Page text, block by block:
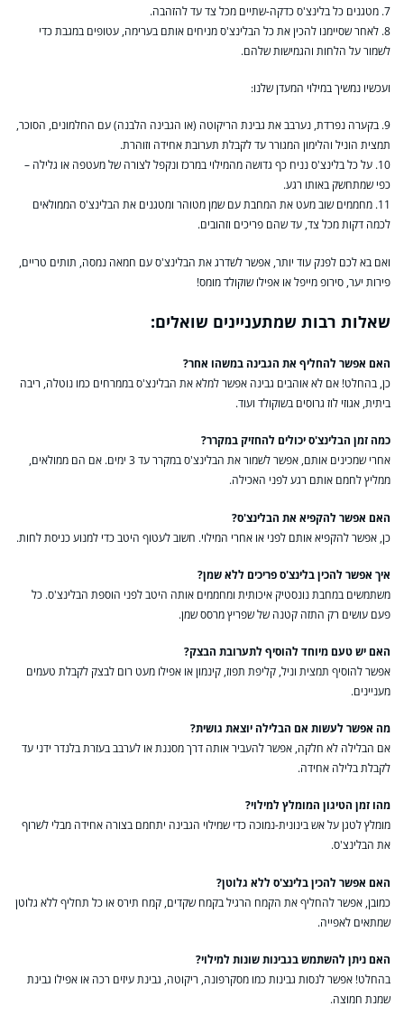
7. מטגנים כל בלינצ'ס כדקה-שתיים מכל צד עד להזהבה.
8. לאחר שסיימנו להכין את כל הבלינצ'ס מניחים אותם בערימה, עטופים במגבת כדי
לשמור על הלחות והגמישות שלהם.
ועכשיו נמשיך במילוי המעדן שלנו:
9. בקערה נפרדת, נערבב את גבינת הריקוטה (או הגבינה הלבנה) עם החלמונים, הסוכר,
תמצית הוניל והלימון המגורר עד לקבלת תערובת אחידה וזוהרת.
10. על כל בלינצ'ס נניח כף גדושה מהמילוי במרכז ונקפל לצורה של מעטפה או גלילה –
כפי שמתחשק באותו רגע.
11. מחממים שוב מעט את המחבת עם שמן מטוהר ומטגנים את הבלינצ'ס הממולאים
לכמה דקות מכל צד, עד שהם פריכים וזהובים.
ואם בא לכם לפנק עוד יותר, אפשר לשדרג את הבלינצ'ס עם חמאה נמסה, תותים טריים,
פירות יער, סירופ מייפל או אפילו שוקולד מומס!
שאלות רבות שמתעניינים שואלים:
האם אפשר להחליף את הגבינה במשהו אחר?
כן, בהחלט! אם לא אוהבים גבינה אפשר למלא את הבלינצ'ס בממרחים כמו נוטלה, ריבה
ביתית, אגוזי לוז גרוסים בשוקולד ועוד.
כמה זמן הבלינצ'ס יכולים להחזיק במקרר?
אחרי שמכינים אותם, אפשר לשמור את הבלינצ'ס במקרר עד 3 ימים. אם הם ממולאים,
ממליץ לחמם אותם רגע לפני האכילה.
האם אפשר להקפיא את הבלינצ'ס?
כן, אפשר להקפיא אותם לפני או אחרי המילוי. חשוב לעטוף היטב כדי למנוע כניסת לחות.
איך אפשר להכין בלינצ'ס פריכים ללא שמן?
משתמשים במחבת נונסטיק איכותית ומחממים אותה היטב לפני הוספת הבלינצ'ס. כל
פעם עושים רק התזה קטנה של שפריץ מרסס שמן.
האם יש טעם מיוחד להוסיף לתערובת הבצק?
אפשר להוסיף תמצית וניל, קליפת תפוז, קינמון או אפילו מעט רום לבצק לקבלת טעמים
מעניינים.
מה אפשר לעשות אם הבלילה יוצאת גושית?
אם הבלילה לא חלקה, אפשר להעביר אותה דרך מסננת או לערבב בעזרת בלנדר ידני עד
לקבלת בלילה אחידה.
מהו זמן הטיגון המומלץ למילוי?
מומלץ לטגן על אש בינונית-נמוכה כדי שמילוי הגבינה יתחמם בצורה אחידה מבלי לשרוף
את הבלינצ'ס.
האם אפשר להכין בלינצ'ס ללא גלוטן?
כמובן, אפשר להחליף את הקמח הרגיל בקמח שקדים, קמח תירס או כל תחליף ללא גלוטן
שמתאים לאפייה.
האם ניתן להשתמש בגבינות שונות למילוי?
בהחלט! אפשר לנסות גבינות כמו מסקרפונה, ריקוטה, גבינת עיזים רכה או אפילו גבינת
שמנת חמוצה.